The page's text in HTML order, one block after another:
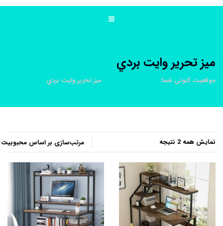
ميز تحرير وايت بردي
موقعیت کنونی شما: ميز تحرير وايت بردي
نمایش همه 2 نتیجه
بر
اساس
محبوبیت